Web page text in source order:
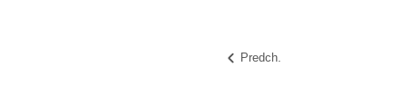
Predch.